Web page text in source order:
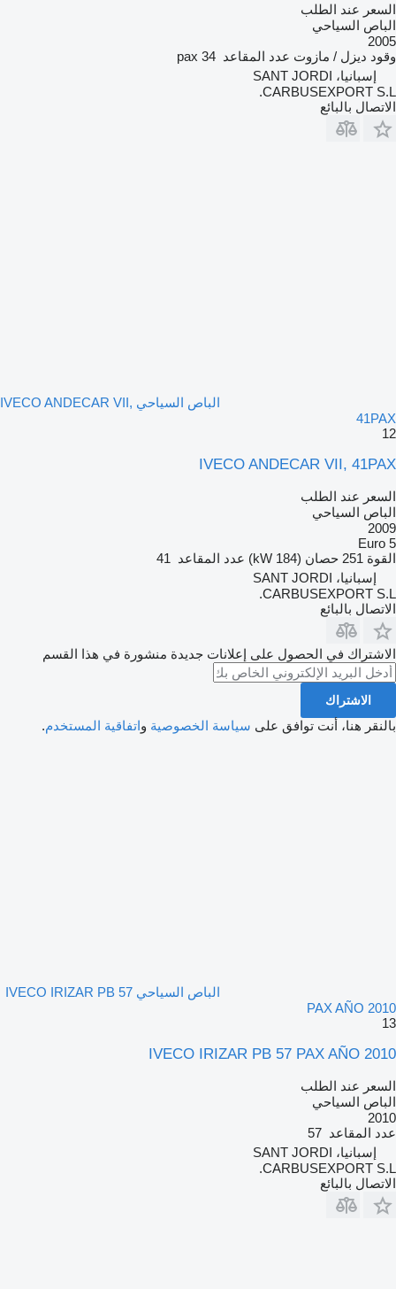
السعر عند الطلب
الباص السياحي
2005
وقود ديزل / مازوت عدد المقاعد 34 pax
إسبانيا، SANT JORDI
CARBUSEXPORT S.L.
الاتصال بالبائع
الباص السياحي IVECO ANDECAR VII,
41PAX
12
IVECO ANDECAR VII, 41PAX
السعر عند الطلب
الباص السياحي
2009
Euro 5
القوة 251 حصان (184 kW) عدد المقاعد 41
إسبانيا، SANT JORDI
CARBUSEXPORT S.L.
الاتصال بالبائع
الاشتراك في الحصول على إعلانات جديدة منشورة في هذا القسم
الاشتراك
بالنقر هنا، أنت توافق على سياسة الخصوصية واتفاقية المستخدم.
الباص السياحي IVECO IRIZAR PB 57
PAX AÑO 2010
13
IVECO IRIZAR PB 57 PAX AÑO 2010
السعر عند الطلب
الباص السياحي
2010
عدد المقاعد 57
إسبانيا، SANT JORDI
CARBUSEXPORT S.L.
الاتصال بالبائع